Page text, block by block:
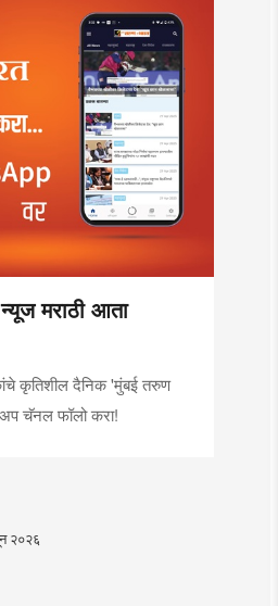
मराठी आता
कृतिशील दैनिक 'मुंबई तरुण
चॅनल फॉलो करा!
२०२६